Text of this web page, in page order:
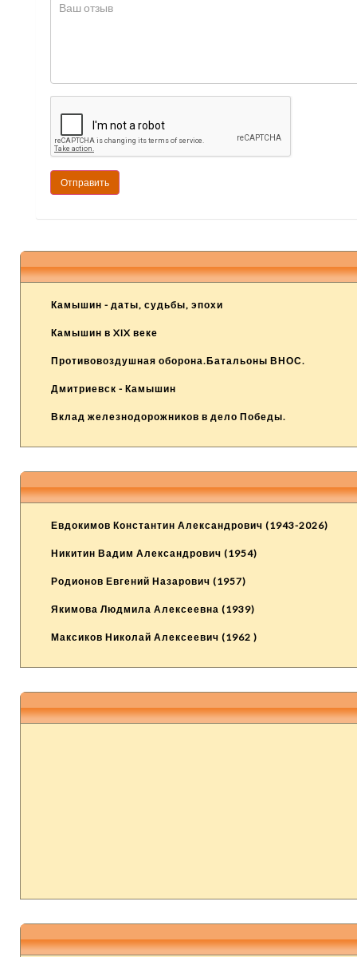
Камышин - даты, судьбы, эпохи
Камышин в XIX веке
Противовоздушная оборона.Батальоны ВНОС.
Дмитриевск - Камышин
Вклад железнодорожников в дело Победы.
Евдокимов Константин Александрович (1943-2026)
Никитин Вадим Александрович (1954)
Родионов Евгений Назарович (1957)
Якимова Людмила Алексеевна (1939)
Максиков Николай Алексеевич (1962 )